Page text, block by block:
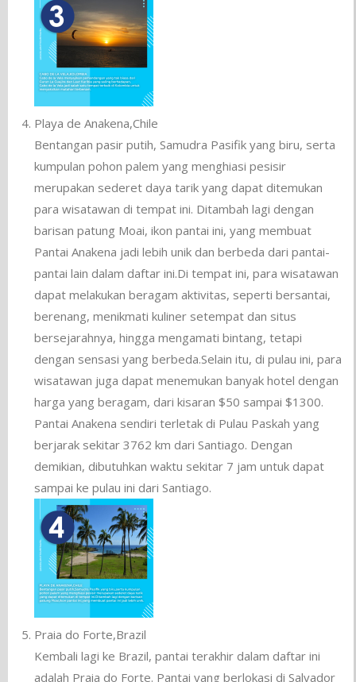
Playa de Anakena,Chile
Bentangan pasir putih, Samudra Pasifik yang biru, serta
kumpulan pohon palem yang menghiasi pesisir
merupakan sederet daya tarik yang dapat ditemukan
para wisatawan di tempat ini. Ditambah lagi dengan
barisan patung Moai, ikon pantai ini, yang membuat
Pantai Anakena jadi lebih unik dan berbeda dari pantai-
pantai lain dalam daftar ini.Di tempat ini, para wisatawan
dapat melakukan beragam aktivitas, seperti bersantai,
berenang, menikmati kuliner setempat dan situs
bersejarahnya, hingga mengamati bintang, tetapi
dengan sensasi yang berbeda.Selain itu, di pulau ini, para
wisatawan juga dapat menemukan banyak hotel dengan
harga yang beragam, dari kisaran $50 sampai $1300.
Pantai Anakena sendiri terletak di Pulau Paskah yang
berjarak sekitar 3762 km dari Santiago. Dengan
demikian, dibutuhkan waktu sekitar 7 jam untuk dapat
sampai ke pulau ini dari Santiago.
Praia do Forte,Brazil
Kembali lagi ke Brazil, pantai terakhir dalam daftar ini
adalah Praia do Forte. Pantai yang berlokasi di Salvador